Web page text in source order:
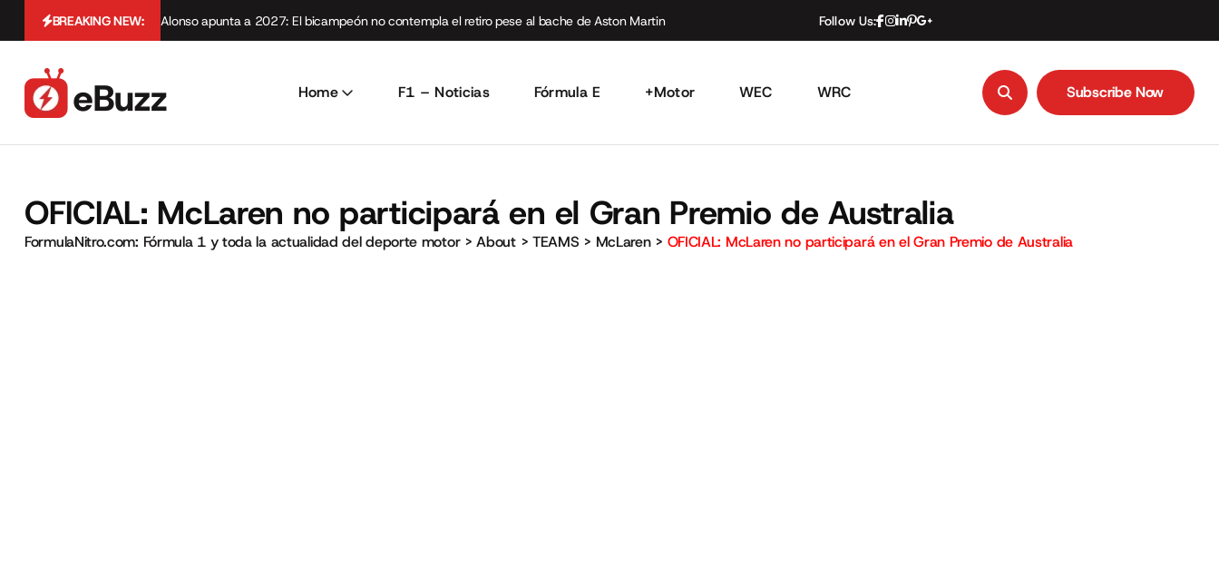
BREAKING NEW: Alonso apunta a 2027: El bicampeón no contempla el retiro pese al bache de Aston Martin Follow Us:
Home F1 – Noticias Fórmula E +Motor WEC WRC Subscribe Now
OFICIAL: McLaren no participará en el Gran Premio de Australia
FormulaNitro.com: Fórmula 1 y toda la actualidad del deporte motor>About> TEAMS > McLaren> OFICIAL: McLaren no participará en el Gran Premio de Australia